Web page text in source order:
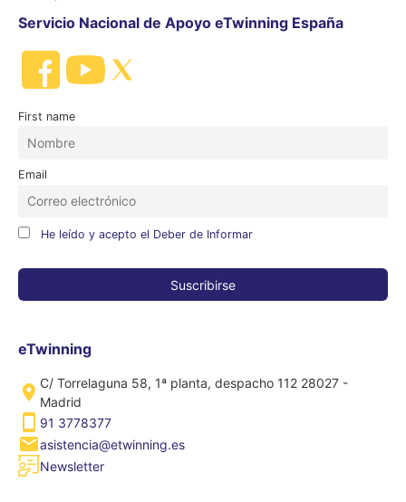
Servicio Nacional de Apoyo eTwinning España
First name
Email
He leído y acepto el Deber de Informar
eTwinning
C/ Torrelaguna 58, 1ª planta, despacho 112 28027 -
Madrid
91 3778377
asistencia@etwinning.es
Newsletter